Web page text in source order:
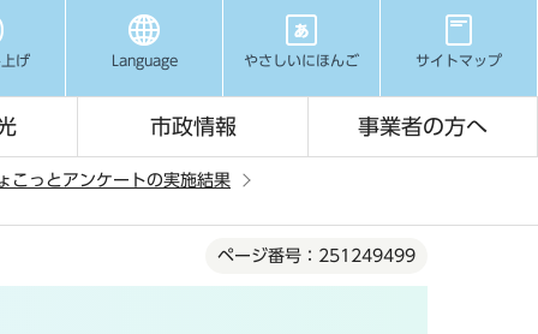
げ Language やさしいにほんご サイトマップ
市政情報 事業者の方へ
こっとアンケートの実施結果
ページ番号：251249499